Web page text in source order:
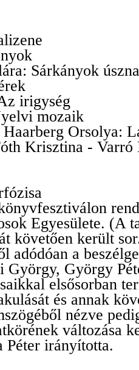
Sárkányok
irigység
mozaik
Orsolya:
Krisztina -
Egyesülete. (A
követően került
adódóan a
György, György
elsősorban
és annak
nézve
változása
Péter irányította.